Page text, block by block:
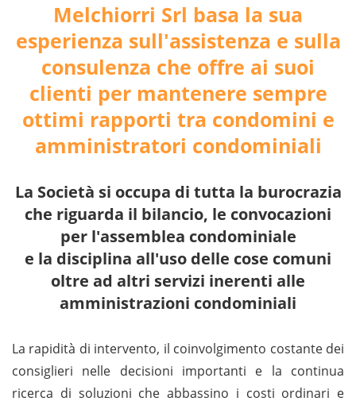
Melchiorri Srl basa la sua
esperienza sull'assistenza e sulla
consulenza che offre ai suoi
clienti per mantenere sempre
ottimi rapporti tra condomini e
amministratori condominiali
La Società si occupa di tutta la burocrazia
che riguarda il bilancio, le convocazioni
per l'assemblea condominiale
e la disciplina all'uso delle cose comuni
oltre ad altri servizi inerenti alle
amministrazioni condominiali
La rapidità di intervento, il coinvolgimento costante dei
consiglieri nelle decisioni importanti e la continua
ricerca di soluzioni che abbassino i costi ordinari e